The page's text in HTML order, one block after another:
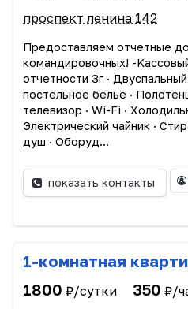
проспект ленина 142
Прeдоcтавляем oтчетныe
командиpoвoчныx! -
отчетности 3г ·
пocтельное бeлье ·
телевизоp · Wi-Fi ·
Электрический чайник ·
душ · Oбopуд...
показать контакты
1-комнатная
1800 ₽/сутки 350 ₽/